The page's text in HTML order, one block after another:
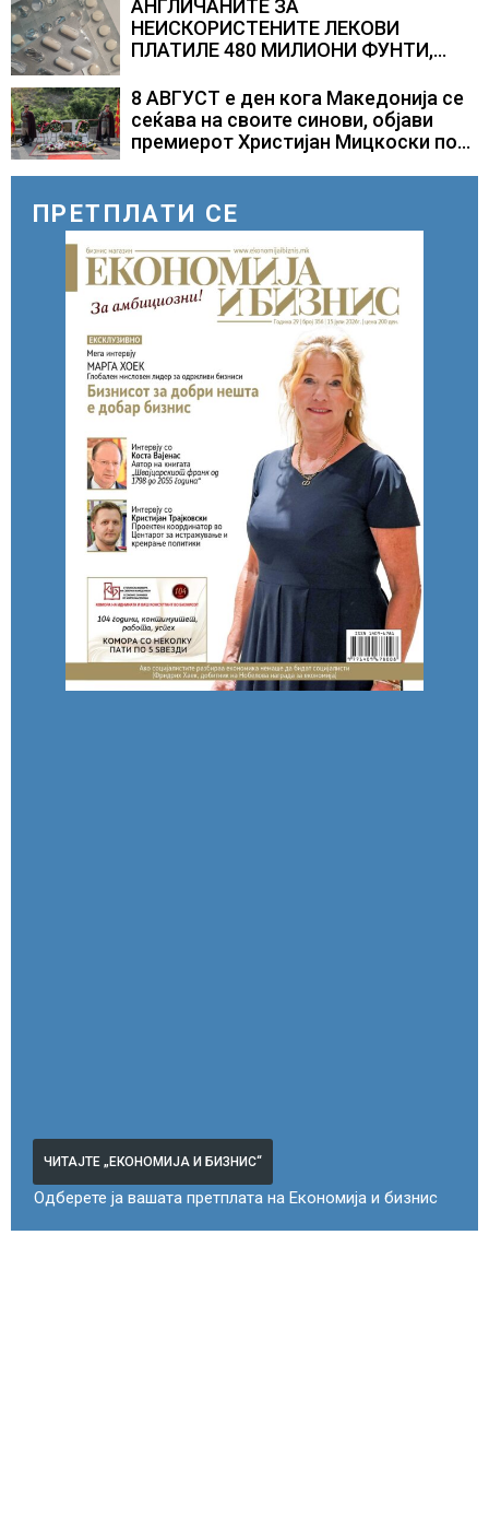
АНГЛИЧАНИТЕ ЗА
НЕИСКОРИСТЕНИТЕ ЛЕКОВИ
ПЛАТИЛЕ 480 МИЛИОНИ ФУНТИ,
само лекови што навистина им се
потребни
8 АВГУСТ е ден кога Македонија се
сеќава на своите синови, објави
премиерот Христијан Мицкоски по
прилепски бранители
ПРЕТПЛАТИ СЕ
ЧИТАЈТЕ „ЕКОНОМИЈА И БИЗНИС“
Одберете ја вашата претплата на Економија и бизнис